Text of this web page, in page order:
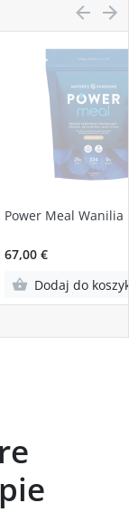
Wanilia
do koszyka